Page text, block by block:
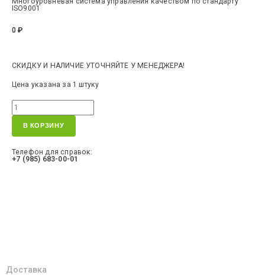
ISO9001
0₽
СКИДКУ И НАЛИЧИЕ УТОЧНЯЙТЕ У МЕНЕДЖЕРА!
Цена указана за 1 штуку
В КОРЗИНУ
Телефон для справок:
+7 (985) 683-00-01
Доставка